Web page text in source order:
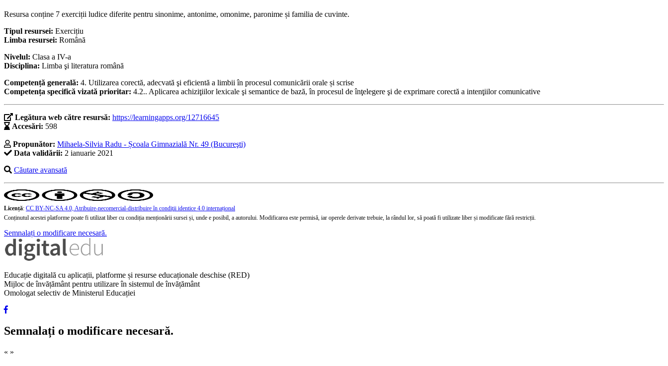
Resursa conține 7 exerciții ludice diferite pentru sinonime, antonime, omonime, paronime și familia de cuvinte.
Tipul resursei: Exercițiu
Limba resursei: Română
Nivelul: Clasa a IV-a
Disciplina: Limba şi literatura română
Competență generală: 4. Utilizarea corectă, adecvată şi eficientă a limbii în procesul comunicării orale și scrise
Competența specifică vizată prioritar: 4.2.. Aplicarea achiziţiilor lexicale şi semantice de bază, în procesul de înţelegere şi de exprimare corectă a intenţiilor comunicative
Legătura web către resursă: https://learningapps.org/12716645
Accesări: 598
Propunător: Mihaela-Silvia Radu - Școala Gimnazială Nr. 49 (Bucureşti)
Data validării: 2 ianuarie 2021
Căutare avansată
Licență: CC BY-NC-SA 4.0, Atribuire-necomercial-distribuire în condiţii identice 4.0 internațional
Conținutul acestei platforme poate fi utilizat liber cu condiția menționării sursei și, unde e posibil, a autorului. Modificarea este permisă, iar operele derivate trebuie, la rândul lor, să poată fi utilizate liber și modificate fără restricții.
Semnalați o modificare necesară.
Educație digitală cu aplicații, platforme și resurse educaționale deschise (RED)
Mijloc de învățământ pentru utilizare în sistemul de învățământ
Omologat selectiv de Ministerul Educației
Semnalați o modificare necesară.
« »